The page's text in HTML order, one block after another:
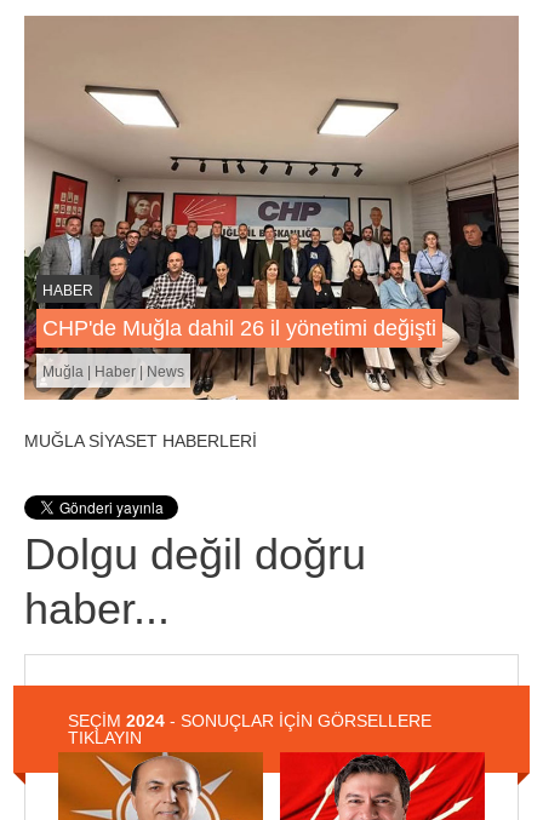
HABER
CHP'de Muğla dahil 26 il yönetimi değişti
Muğla | Haber | News
MUĞLA SİYASET HABERLERİ
Dolgu değil doğru
haber...
SEÇİM 2024 - SONUÇLAR İÇİN GÖRSELLERE
TIKLAYIN